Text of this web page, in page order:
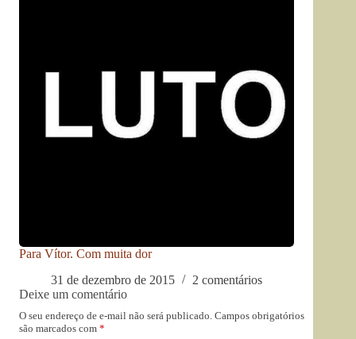
Para Vítor. Com muita dor
31 de dezembro de 2015
2 comentários
Deixe um comentário
O seu endereço de e-mail não será publicado. Campos obrigatórios
são marcados com *